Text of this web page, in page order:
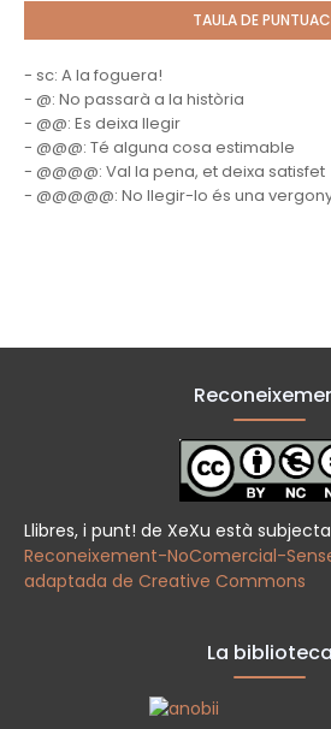
TAULA DE
- sc: A la foguera!
- @: No passarà a la història
- @@: Es deixa llegir
- @@@: Té alguna cosa estimable
- @@@@: Val la pena, et deixa satisfet
- @@@@@: No llegir-lo és una
Llibres, i punt! de XeXu està
Reconeixement-NoComercial-
adaptada de Creative Commons
La biblioteca